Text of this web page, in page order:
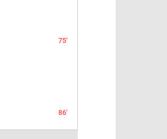
75'
86'